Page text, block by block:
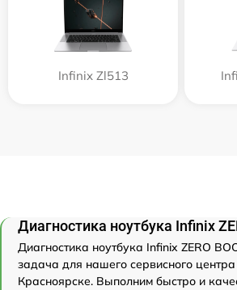
Infinix Zl513
Диагностика ноутбука Infinix
Диагностика ноутбука Infinix ZERO
задача для нашего сервисного
Красноярске. Выполним быстро и